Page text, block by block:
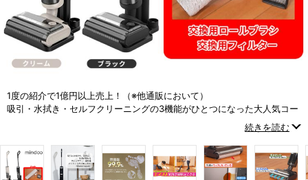
1度の紹介で1億円以上売上！（※他通販において）
吸引・水拭き・セルフクリーニングの3機能がひとつになった大人気コー
続きを読む